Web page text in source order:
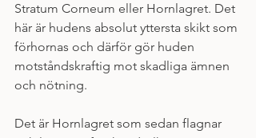
Stratum Corneum eller Hornlagret. Det
här är hudens absolut yttersta skikt som
förhornas och därför gör huden
motståndskraftig mot skadliga ämnen
och nötning.
Det är Hornlagret som sedan flagnar